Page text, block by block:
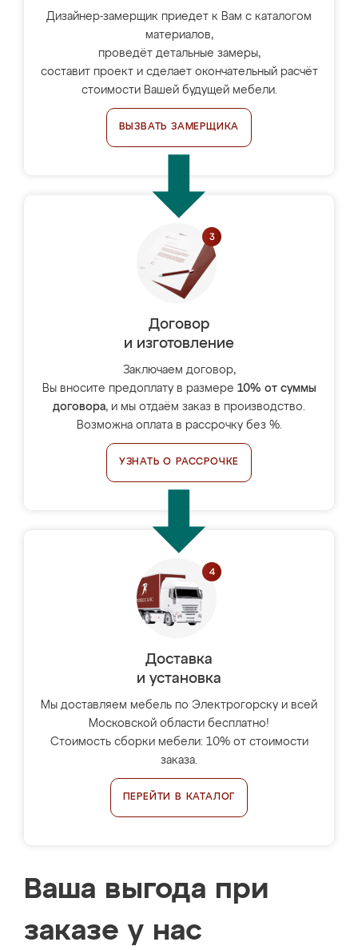
Дизайнер-замерщик приедет к Вам с каталогом
материалов,
проведёт детальные замеры,
составит проект и сделает окончательный расчёт
стоимости Вашей будущей мебели.
ВЫЗВАТЬ ЗАМЕРЩИКА
Договор
и изготовление
Заключаем договор,
Вы вносите предоплату в размере 10% от суммы
договора, и мы отдаём заказ в производство.
Возможна оплата в рассрочку без %.
УЗНАТЬ О РАССРОЧКЕ
Доставка
и установка
Мы доставляем мебель по Электрогорску и всей
Московской области бесплатно!
Стоимость сборки мебели: 10% от стоимости
заказа.
ПЕРЕЙТИ В КАТАЛОГ
Ваша выгода при
заказе у нас